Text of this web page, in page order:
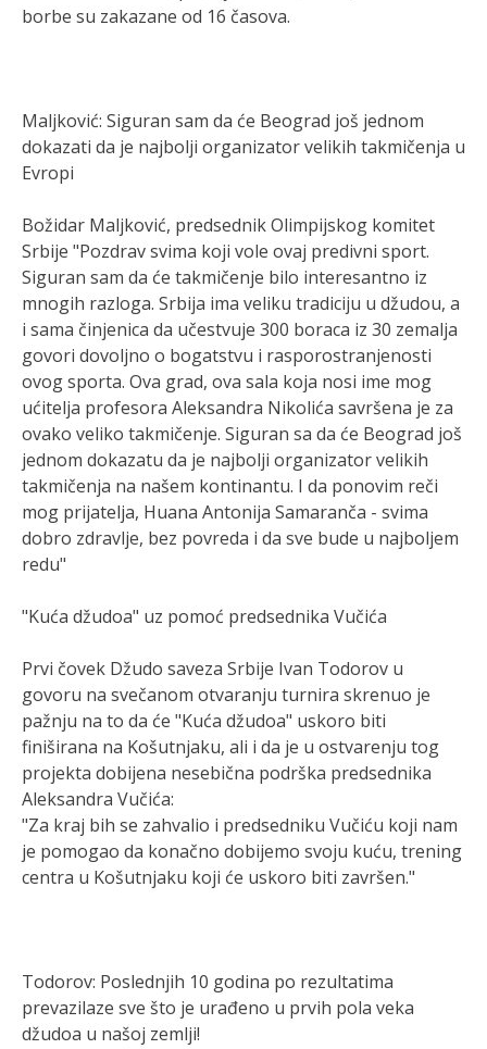
borbe su zakazane od 16 časova.
Maljković: Siguran sam da će Beograd još jednom
dokazati da je najbolji organizator velikih takmičenja u
Evropi
Božidar Maljković, predsednik Olimpijskog komitet
Srbije "Pozdrav svima koji vole ovaj predivni sport.
Siguran sam da će takmičenje bilo interesantno iz
mnogih razloga. Srbija ima veliku tradiciju u džudou, a
i sama činjenica da učestvuje 300 boraca iz 30 zemalja
govori dovoljno o bogatstvu i rasporostranjenosti
ovog sporta. Ova grad, ova sala koja nosi ime mog
ućitelja profesora Aleksandra Nikolića savršena je za
ovako veliko takmičenje. Siguran sa da će Beograd još
jednom dokazatu da je najbolji organizator velikih
takmičenja na našem kontinantu. I da ponovim reči
mog prijatelja, Huana Antonija Samaranča - svima
dobro zdravlje, bez povreda i da sve bude u najboljem
redu"
"Kuća džudoa" uz pomoć predsednika Vučića
Prvi čovek Džudo saveza Srbije Ivan Todorov u
govoru na svečanom otvaranju turnira skrenuo je
pažnju na to da će "Kuća džudoa" uskoro biti
finiširana na Košutnjaku, ali i da je u ostvarenju tog
projekta dobijena nesebična podrška predsednika
Aleksandra Vučića:
"Za kraj bih se zahvalio i predsedniku Vučiću koji nam
je pomogao da konačno dobijemo svoju kuću, trening
centra u Košutnjaku koji će uskoro biti završen."
Todorov: Poslednjih 10 godina po rezultatima
prevazilaze sve što je urađeno u prvih pola veka
džudoa u našoj zemlji!